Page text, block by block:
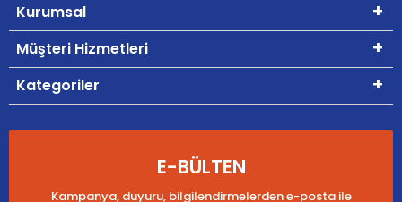
Kurumsal
Müşteri Hizmetleri
Kategoriler
E-BÜLTEN
Kampanya, duyuru, bilgilendirmelerden e-posta ile